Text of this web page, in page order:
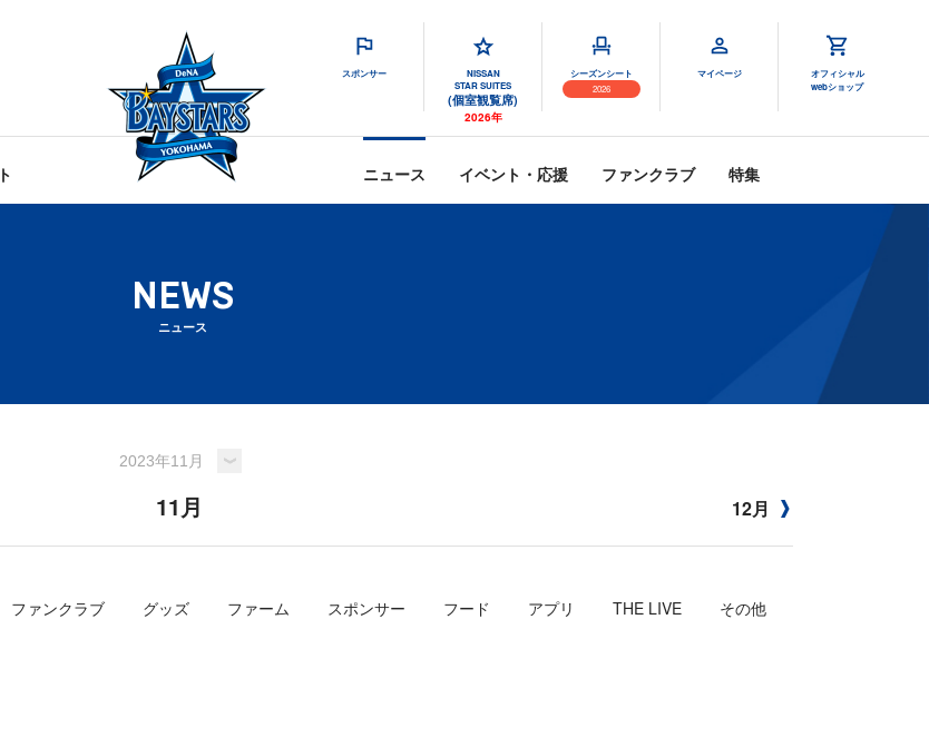
スポンサー
NISSAN
STAR SUITES
(個室観覧席)
2026年
シーズンシート
2026
マイページ
オフィシャル
webショップ
ニュース イベント・応援 ファンクラブ 特集
NEWS
ニュース
11月 12月
ファンクラブ グッズ ファーム スポンサー フード アプリ THE LIVE その他